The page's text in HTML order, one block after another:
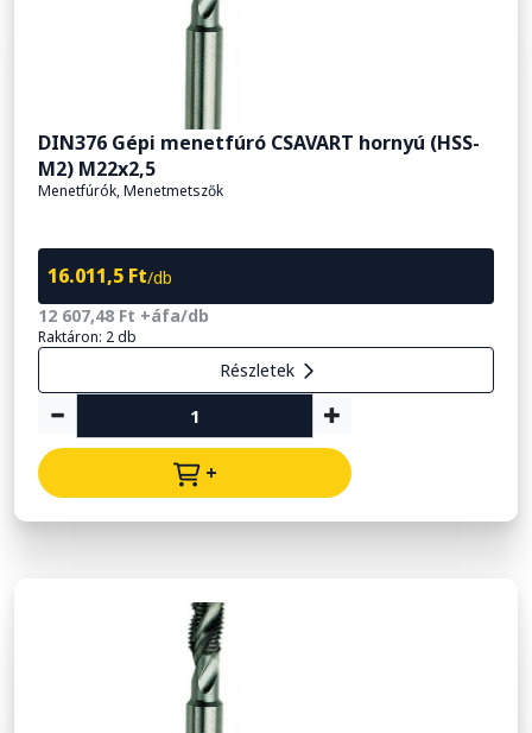
DIN376 Gépi menetfúró CSAVART hornyú (HSS-
M2) M22x2,5
Menetfúrók, Menetmetszők
16.011,5 Ft/db
12 607,48 Ft +áfa/db
Raktáron: 2 db
Részletek
+